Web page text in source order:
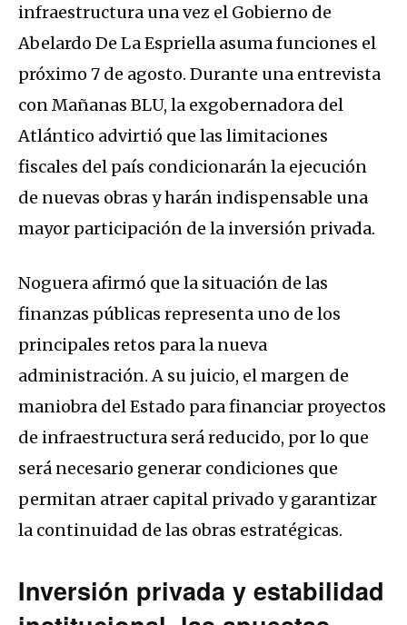
infraestructura una vez el Gobierno de
Abelardo De La Espriella asuma funciones el
próximo 7 de agosto. Durante una entrevista
con Mañanas BLU, la exgobernadora del
Atlántico advirtió que las limitaciones
fiscales del país condicionarán la ejecución
de nuevas obras y harán indispensable una
mayor participación de la inversión privada.
Noguera afirmó que la situación de las
finanzas públicas representa uno de los
principales retos para la nueva
administración. A su juicio, el margen de
maniobra del Estado para financiar proyectos
de infraestructura será reducido, por lo que
será necesario generar condiciones que
permitan atraer capital privado y garantizar
la continuidad de las obras estratégicas.
Inversión privada y estabilidad